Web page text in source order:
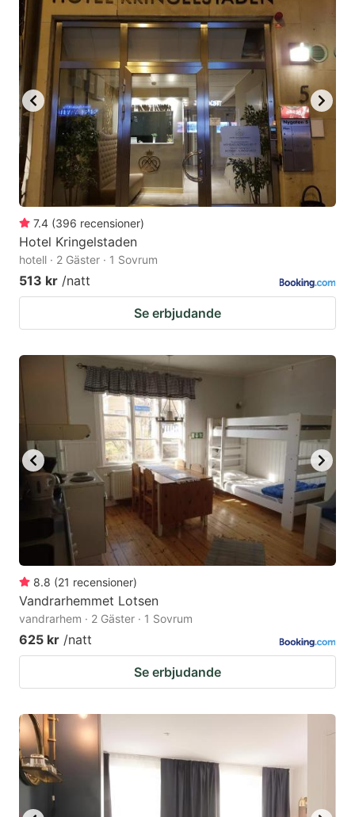
7.4 (396 recensioner)
Hotel Kringelstaden
hotell · 2 Gäster · 1 Sovrum
513 kr /natt
Se erbjudande
8.8 (21 recensioner)
Vandrarhemmet Lotsen
vandrarhem · 2 Gäster · 1 Sovrum
625 kr /natt
Se erbjudande